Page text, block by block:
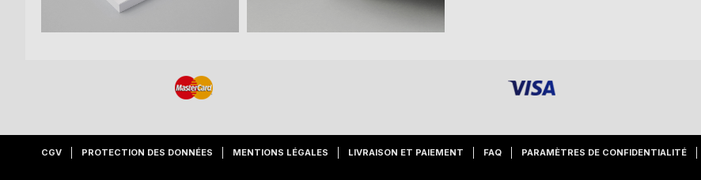
CGV PROTECTION DES DONNÉES MENTIONS LÉGALES LIVRAISON ET PAIEMENT FAQ PARAMÈTRES DE CONFIDENTIALITÉ